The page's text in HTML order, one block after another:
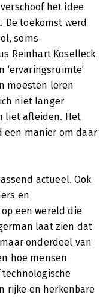
het idee
toekomst werd
soms
Reinhart Koselleck
moesten leren
niet langer
liet afleiden. Het
een manier om daar
actueel. Ook
en
een wereld die
laat zien dat
onderdeel van
hoe mensen
rijke en herkenbare